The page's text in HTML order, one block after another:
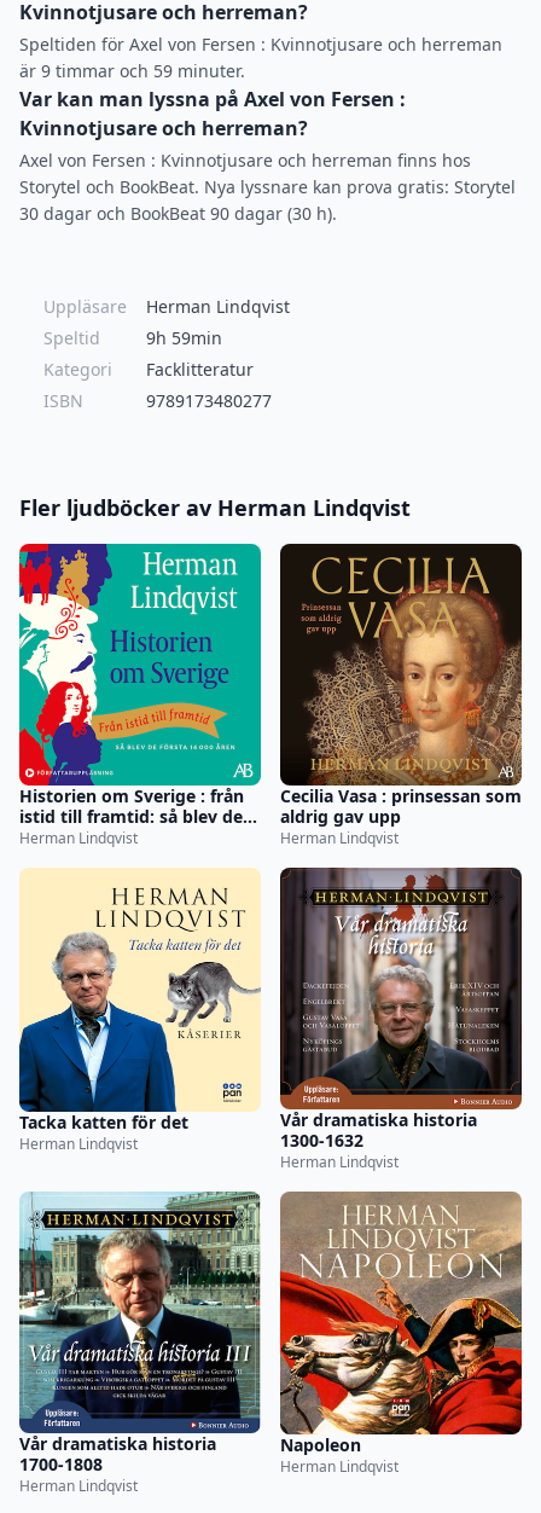
Kvinnotjusare och herreman?
Speltiden för Axel von Fersen : Kvinnotjusare och herreman
är 9 timmar och 59 minuter.
Var kan man lyssna på Axel von Fersen :
Kvinnotjusare och herreman?
Axel von Fersen : Kvinnotjusare och herreman finns hos
Storytel och BookBeat. Nya lyssnare kan prova gratis: Storytel
30 dagar och BookBeat 90 dagar (30 h).
Uppläsare
Herman Lindqvist
Speltid
9h 59min
Kategori
Facklitteratur
ISBN
9789173480277
Fler ljudböcker av Herman Lindqvist
Historien om Sverige : från
istid till framtid: så blev de
första 14000 åren
Herman Lindqvist
Cecilia Vasa : prinsessan som
aldrig gav upp
Herman Lindqvist
Tacka katten för det
Herman Lindqvist
Vår dramatiska historia
1300-1632
Herman Lindqvist
Vår dramatiska historia
1700-1808
Herman Lindqvist
Napoleon
Herman Lindqvist